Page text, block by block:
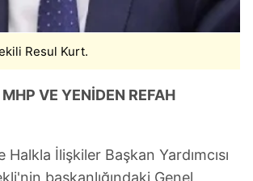
olarak kullanılan çerezlerle ilgili bilgi
tıklayınız.
Resul Kurt.
VE YENİDEN REFAH
Halkla İlişkiler Başkan Yardımcısı
başkanlığındaki Genel